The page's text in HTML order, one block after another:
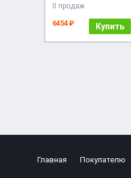
0 продаж
6454 ₽ Купить
Главная Покупателю